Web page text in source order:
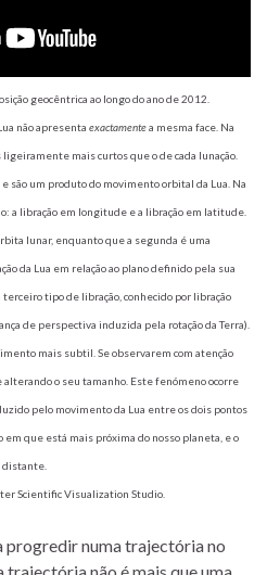
geocêntrica ao longo do ano de 2012.
não apresenta exactamentea mesma face. Na
mais curtos que o de cada lunação.
são um produto do movimento orbital da Lua. Na
a libração em longitude e a libração em latitude.
lunar, enquanto que a segunda é uma
da Lua em relação ao plano definido pela sua
tipo de libração, conhecido por libração
de perspectiva induzida pela rotação da Terra).
mais subtil. Se observarem com atenção
o seu tamanho. Este fenómeno ocorre
pelo movimento da Lua entre os dois pontos
que está mais próxima do nosso planeta, e o
distante.
Scientific Visualization Studio.
progredir numa trajectória no